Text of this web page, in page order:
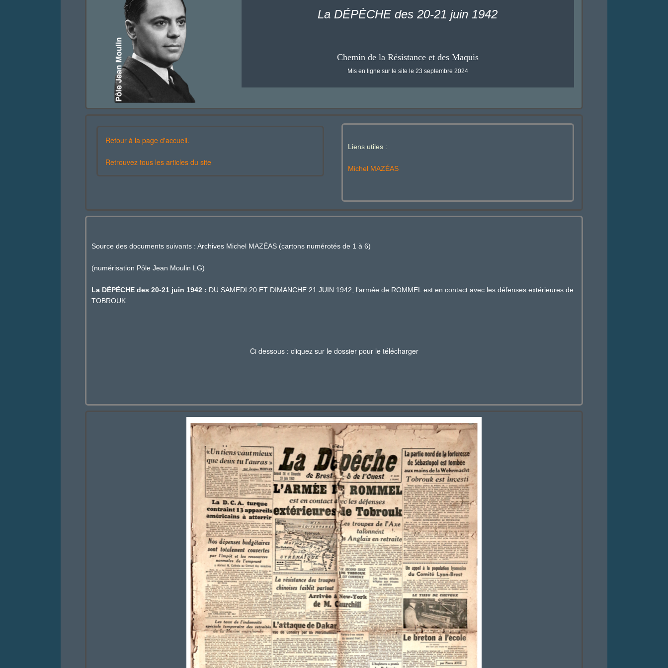
La DÉPÈCHE des 20-21 juin 1942
Chemin de la Résistance et des Maquis
Mis en ligne sur le site le 23 septembre 2024
Retour à la page d'accueil.
Retrouvez tous les articles du site
Liens utiles :
Michel MAZÉAS
Source des documents suivants : Archives Michel MAZÉAS (cartons numérotés de 1 à 6)
(numérisation Pôle Jean Moulin LG)
La DÉPÈCHE des 20-21 juin 1942 : DU SAMEDI 20 ET DIMANCHE 21 JUIN 1942, l'armée de ROMMEL est en contact avec les défenses extérieures de
TOBROUK
Ci dessous : cliquez sur le dossier pour le télécharger